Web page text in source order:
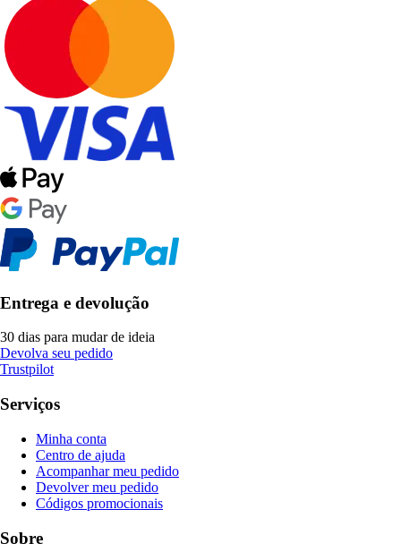
Entrega e devolução
30 dias para mudar de ideia
Devolva seu pedido
Trustpilot
Serviços
Minha conta
Centro de ajuda
Acompanhar meu pedido
Devolver meu pedido
Códigos promocionais
Sobre